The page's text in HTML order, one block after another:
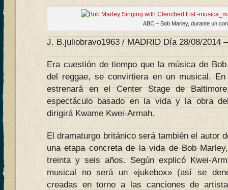
ABC – Bob Marley, durante un
J. B.juliobravo1963 / MADRID Día 28/08/2014
Era cuestión de tiempo que la música de
del reggae, se convirtiera en un musical.
estrenará en el Center Stage de
espectáculo basado en la vida y la obra
dirigirá Kwame Kwei-Armah.
El dramaturgo británico será también el autor
una etapa concreta de la vida de Bob
treinta y seis años. Según explicó Kwei-
musical no será un «jukebox» (así se
creadas en torno a las canciones de